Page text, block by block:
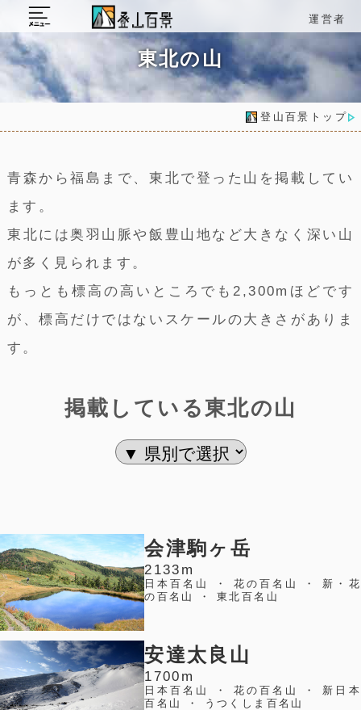
運営者
東北の山
登山百景トップ
青森から福島まで、東北で登った山を掲載してい
ます。
東北には奥羽山脈や飯豊山地など大きなく深い山
が多く見られます。
もっとも標高の高いところでも2,300mほどです
が、標高だけではないスケールの大きさがありま
す。
掲載している東北の山
会津駒ヶ岳
2133m
日本百名山 ・ 花の百名山 ・ 新・花
の百名山 ・ 東北百名山
安達太良山
1700m
日本百名山 ・ 花の百名山 ・ 新日本
百名山 ・ うつくしま百名山